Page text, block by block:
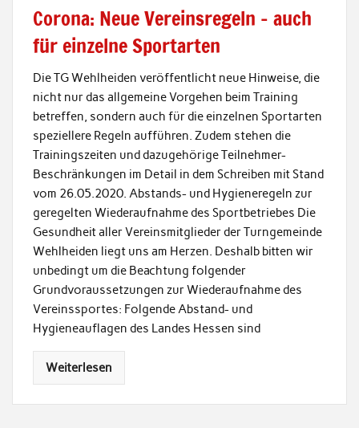
Corona: Neue Vereinsregeln – auch
für einzelne Sportarten
Die TG Wehlheiden veröffentlicht neue Hinweise, die
nicht nur das allgemeine Vorgehen beim Training
betreffen, sondern auch für die einzelnen Sportarten
speziellere Regeln aufführen. Zudem stehen die
Trainingszeiten und dazugehörige Teilnehmer-
Beschränkungen im Detail in dem Schreiben mit Stand
vom 26.05.2020. Abstands- und Hygieneregeln zur
geregelten Wiederaufnahme des Sportbetriebes Die
Gesundheit aller Vereinsmitglieder der Turngemeinde
Wehlheiden liegt uns am Herzen. Deshalb bitten wir
unbedingt um die Beachtung folgender
Grundvoraussetzungen zur Wiederaufnahme des
Vereinssportes: Folgende Abstand- und
Hygieneauflagen des Landes Hessen sind
Weiterlesen